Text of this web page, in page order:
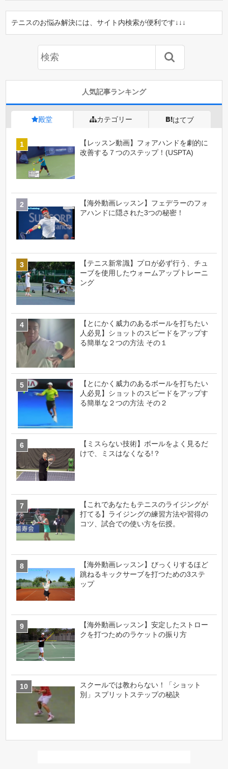
テニスのお悩み解決には、サイト内検索が便利です↓↓↓
人気記事ランキング
殿堂 カテゴリー はてブ
【レッスン動画】フォアハンドを劇的に
改善する７つのステップ！(USPTA)
【海外動画レッスン】フェデラーのフォ
アハンドに隠された3つの秘密！
【テニス新常識】プロが必ず行う、チュ
ーブを使用したウォームアップトレーニ
ング
【とにかく威力のあるボールを打ちたい
人必見】ショットのスピードをアップす
る簡単な２つの方法 その１
【とにかく威力のあるボールを打ちたい
人必見】ショットのスピードをアップす
る簡単な２つの方法 その２
【ミスらない技術】ボールをよく見るだ
けで、ミスはなくなる!？
【これであなたもテニスのライジングが
打てる】ライジングの練習方法や習得の
コツ、試合での使い方を伝授。
【海外動画レッスン】びっくりするほど
跳ねるキックサーブを打つための3ステ
ップ
【海外動画レッスン】安定したストロー
クを打つためのラケットの振り方
スクールでは教わらない！「ショット
別」スプリットステップの秘訣